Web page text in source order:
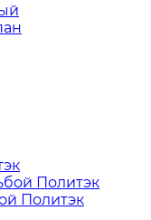
Политэк
Политэк